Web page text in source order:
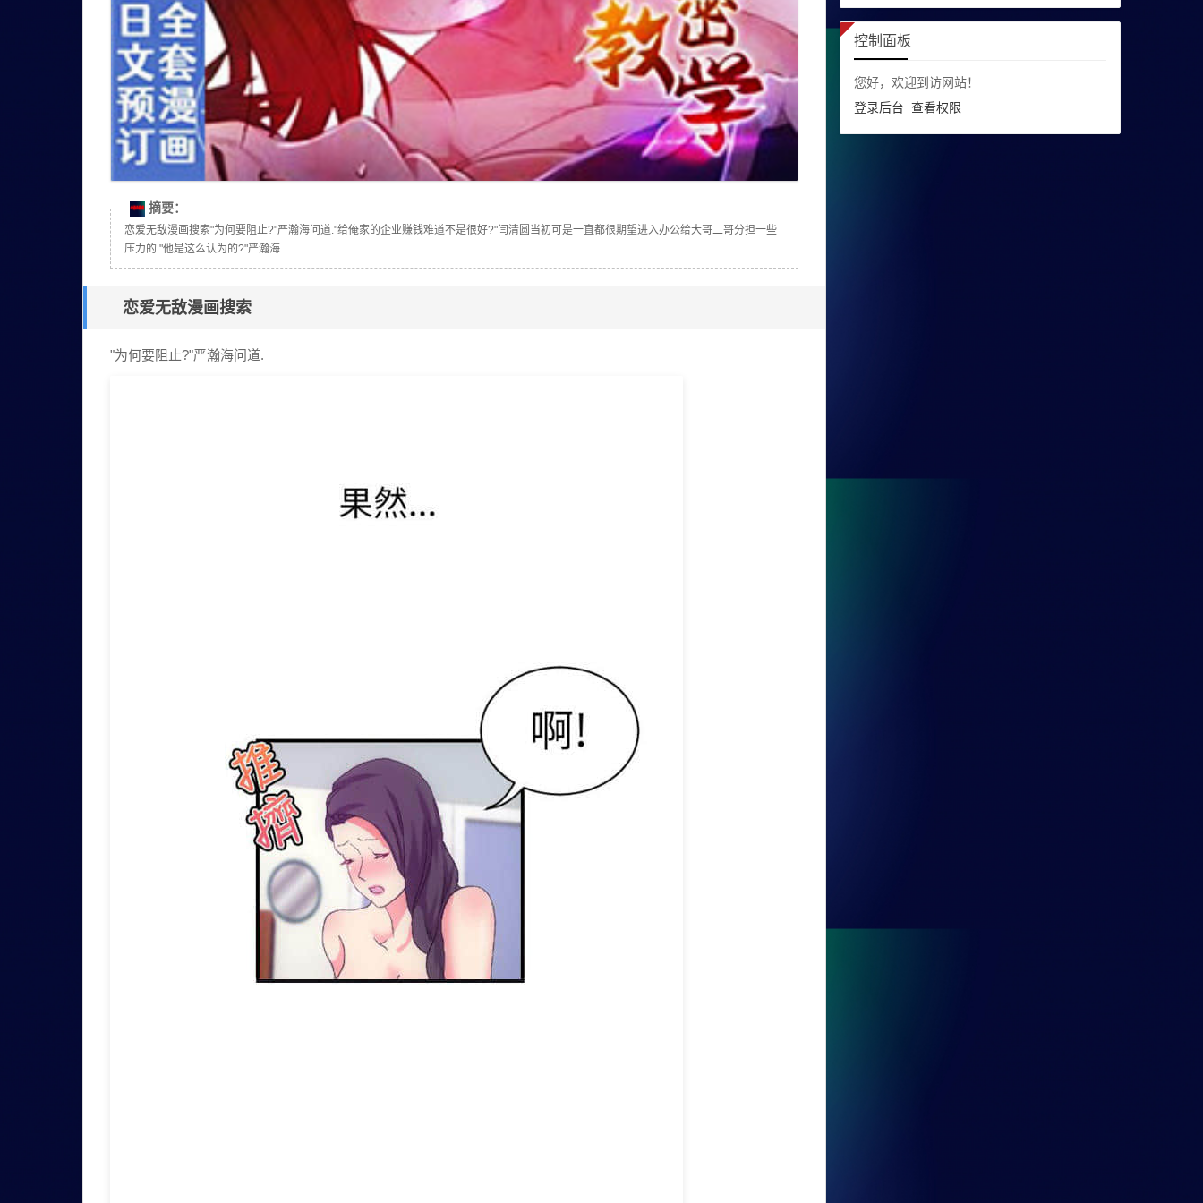
摘要：
恋爱无敌漫画搜索"为何要阻止?"严瀚海问道."给俺家的企业赚钱难道不是很好?"闫清圆当初可是一直都很期望进入办公给大哥二哥分担一些
压力的."他是这么认为的?"严瀚海...
恋爱无敌漫画搜索
"为何要阻止?"严瀚海问道.
控制面板
您好，欢迎到访网站！
登录后台 查看权限